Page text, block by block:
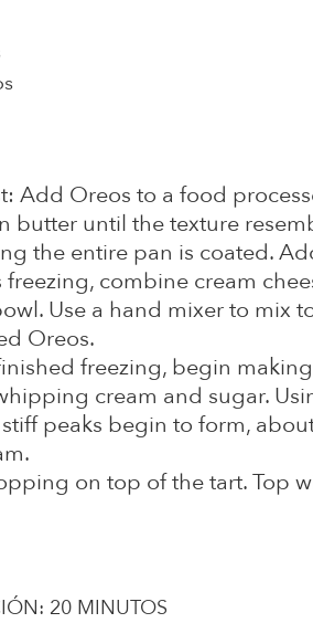
Add Oreos to a food
butter until the texture
the entire pan is coated.
combine cream
Use a hand mixer to mix
Oreos.
freezing, begin
cream and sugar.
peaks begin to form,
on top of the tart. Top
20 MINUTOS